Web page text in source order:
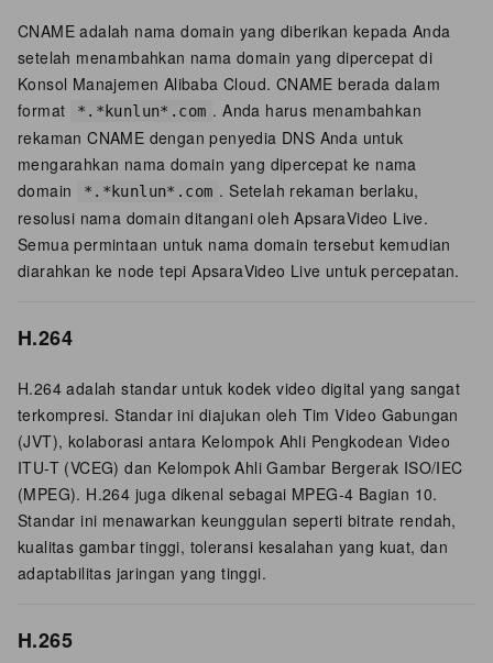
CNAME adalah nama domain yang diberikan kepada Anda
setelah menambahkan nama domain yang dipercepat di
Konsol Manajemen Alibaba Cloud. CNAME berada dalam
format
*.*kunlun*.com . Anda harus menambahkan
rekaman CNAME dengan penyedia DNS Anda untuk
mengarahkan nama domain yang dipercepat ke nama
domain
*.*kunlun*.com . Setelah rekaman berlaku,
resolusi nama domain ditangani oleh ApsaraVideo Live.
Semua permintaan untuk nama domain tersebut kemudian
diarahkan ke node tepi ApsaraVideo Live untuk percepatan.
H.264
H.264 adalah standar untuk kodek video digital yang sangat
terkompresi. Standar ini diajukan oleh Tim Video Gabungan
(JVT), kolaborasi antara Kelompok Ahli Pengkodean Video
ITU-T (VCEG) dan Kelompok Ahli Gambar Bergerak ISO/IEC
(MPEG). H.264 juga dikenal sebagai MPEG-4 Bagian 10.
Standar ini menawarkan keunggulan seperti bitrate rendah,
kualitas gambar tinggi, toleransi kesalahan yang kuat, dan
adaptabilitas jaringan yang tinggi.
H.265